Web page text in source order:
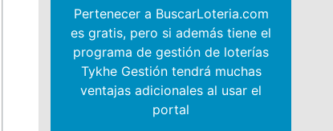
Pertenecer a BuscarLoteria.com
es gratis, pero si además tiene el
programa de gestión de loterías
Tykhe Gestión tendrá muchas
ventajas adicionales al usar el
portal